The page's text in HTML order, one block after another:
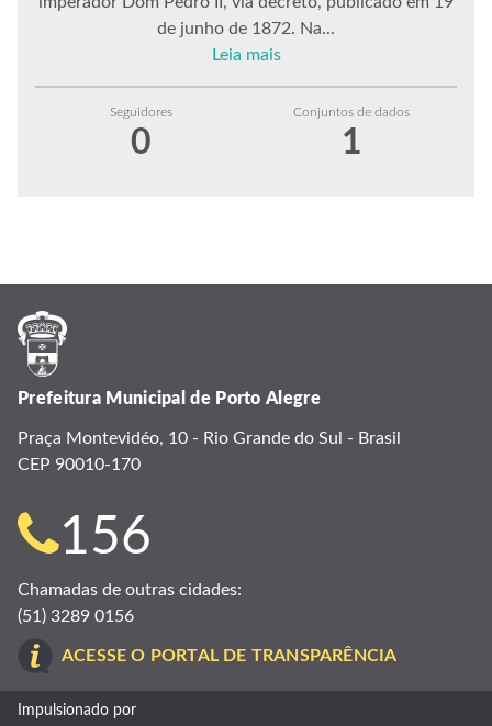
de junho de 1872. Na...
Leia mais
Seguidores
0
Conjuntos de dados
1
Prefeitura Municipal de Porto Alegre
Praça Montevidéo, 10 - Rio Grande do Sul - Brasil
CEP 90010-170
Telefone
para
contato:
156
Chamadas de outras cidades:
(51) 3289 0156
ACESSE O PORTAL DE TRANSPARÊNCIA
Impulsionado por